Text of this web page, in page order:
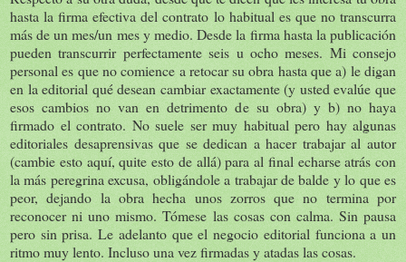
hasta la firma efectiva del contrato lo habitual es que no transcurra
más de un mes/un mes y medio. Desde la firma hasta la publicación
pueden transcurrir perfectamente seis u ocho meses. Mi consejo
personal es que no comience a retocar su obra hasta que a) le digan
en la editorial qué desean cambiar exactamente (y usted evalúe que
esos cambios no van en detrimento de su obra) y b) no haya
firmado el contrato. No suele ser muy habitual pero hay algunas
editoriales desaprensivas que se dedican a hacer trabajar al autor
(cambie esto aquí, quite esto de allá) para al final echarse atrás con
la más peregrina excusa, obligándole a trabajar de balde y lo que es
peor, dejando la obra hecha unos zorros que no termina por
reconocer ni uno mismo. Tómese las cosas con calma. Sin pausa
pero sin prisa. Le adelanto que el negocio editorial funciona a un
ritmo muy lento. Incluso una vez firmadas y atadas las cosas.